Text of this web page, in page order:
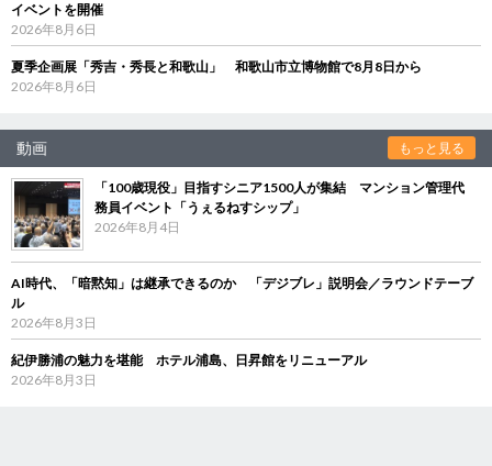
イベントを開催
2026年8月6日
夏季企画展「秀吉・秀長と和歌山」 和歌山市立博物館で8月8日から
2026年8月6日
動画 もっと見る
「100歳現役」目指すシニア1500人が集結 マンション管理代
務員イベント「うぇるねすシップ」
2026年8月4日
AI時代、「暗黙知」は継承できるのか 「デジブレ」説明会／ラウンドテーブ
ル
2026年8月3日
紀伊勝浦の魅力を堪能 ホテル浦島、日昇館をリニューアル
2026年8月3日